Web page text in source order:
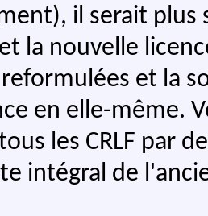
il serait
la nouvelle
et la
en elle-même.
les CRLF par
intégral de